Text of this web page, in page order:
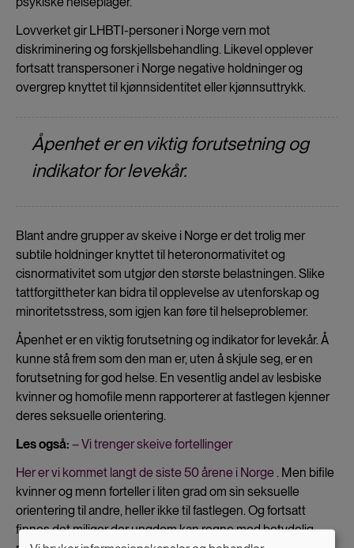
Lovverket gir LHBTI-personer i Norge vern mot
diskriminering og forskjellsbehandling. Likevel opplever
fortsatt transpersoner i Norge negative holdninger og
overgrep knyttet til kjønnsidentitet eller kjønnsuttrykk.
Åpenhet er en viktig forutsetning og
indikator for levekår.
Blant andre grupper av skeive i Norge er det trolig mer
subtile holdninger knyttet til heteronormativitet og
cisnormativitet som utgjør den største belastningen. Slike
tattforgittheter kan bidra til opplevelse av utenforskap og
minoritetsstress, som igjen kan føre til helseproblemer.
Åpenhet er en viktig forutsetning og indikator for levekår. Å
kunne stå frem som den man er, uten å skjule seg, er en
forutsetning for god helse. En vesentlig andel av lesbiske
kvinner og homofile menn rapporterer at fastlegen kjenner
deres seksuelle orientering.
Les også: – Vi trenger skeive fortellinger
Her er vi kommet langt de siste 50 årene i Norge. Men bifile
kvinner og menn forteller i liten grad om sin seksuelle
orientering til andre, heller ikke til fastlegen. Og fortsatt
finnes det miljøer der ungdom kan regne med betydelig